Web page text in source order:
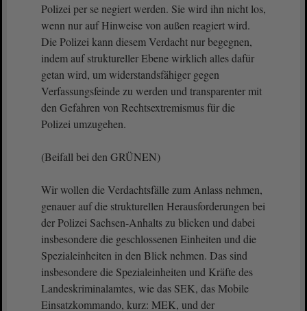
Polizei per se negiert werden. Sie wird ihn nicht los,
wenn nur auf Hinweise von außen reagiert wird.
Die Polizei kann diesem Verdacht nur begegnen,
indem auf struktureller Ebene wirklich alles dafür
getan wird, um widerstandsfähiger gegen
Verfassungsfeinde zu werden und transparenter mit
den Gefahren von Rechtsextremismus für die
Polizei umzugehen.
(Beifall bei den GRÜNEN)
Wir wollen die Verdachtsfälle zum Anlass nehmen,
genauer auf die strukturellen Herausforderungen bei
der Polizei Sachsen-Anhalts zu blicken und dabei
insbesondere die geschlossenen Einheiten und die
Spezialeinheiten in den Blick nehmen. Das sind
insbesondere die Spezialeinheiten und Kräfte des
Landeskriminalamtes, wie das SEK, das Mobile
Einsatzkommando, kurz: MEK, und der